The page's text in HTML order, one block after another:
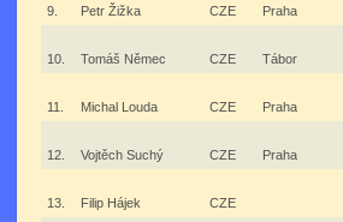
9. Petr Žižka CZE Praha
10. Tomáš Němec CZE Tábor
11. Michal Louda CZE Praha
12. Vojtěch Suchý CZE Praha
13. Filip Hájek CZE